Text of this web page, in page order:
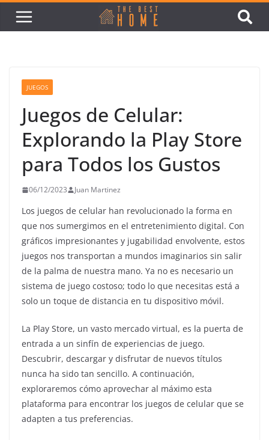
JUEGOS
Juegos de Celular:
Explorando la Play Store
para Todos los Gustos
06/12/2023 Juan Martinez
Los juegos de celular han revolucionado la forma en
que nos sumergimos en el entretenimiento digital. Con
gráficos impresionantes y jugabilidad envolvente, estos
juegos nos transportan a mundos imaginarios sin salir
de la palma de nuestra mano. Ya no es necesario un
sistema de juego costoso; todo lo que necesitas está a
solo un toque de distancia en tu dispositivo móvil.
La Play Store, un vasto mercado virtual, es la puerta de
entrada a un sinfín de experiencias de juego.
Descubrir, descargar y disfrutar de nuevos títulos
nunca ha sido tan sencillo. A continuación,
exploraremos cómo aprovechar al máximo esta
plataforma para encontrar los juegos de celular que se
adapten a tus preferencias.